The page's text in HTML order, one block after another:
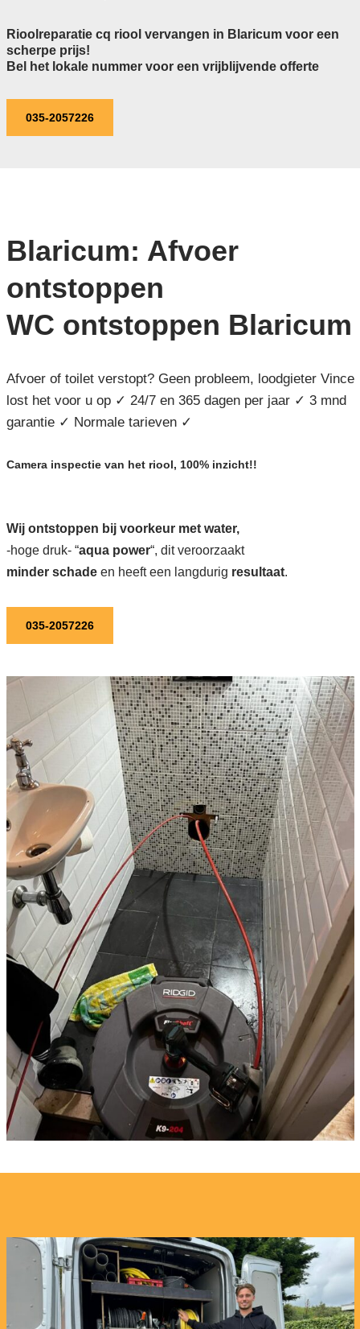
Rioolreparatie cq riool vervangen in Blaricum voor een
scherpe prijs!
Bel het lokale nummer voor een vrijblijvende offerte
035-2057226
Blaricum: Afvoer
ontstoppen
WC ontstoppen Blaricum
Afvoer of toilet verstopt? Geen probleem, loodgieter Vince
lost het voor u op ✓ 24/7 en 365 dagen per jaar ✓ 3 mnd
garantie ✓ Normale tarieven ✓
Camera inspectie van het riool, 100% inzicht!!
Wij ontstoppen bij voorkeur met water,
-hoge druk- “aqua power“, dit veroorzaakt
minder schadeen heeft een langdurig resultaat.
035-2057226